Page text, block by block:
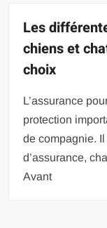
Les
chiens et
choix
L’assurance
protection
de compagnie.
d’assurance,
Avant